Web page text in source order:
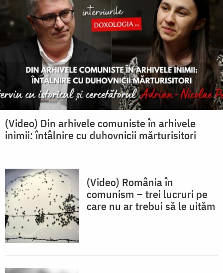
(Video) Din arhivele comuniste în arhivele
inimii: întâlnire cu duhovnicii mărturisitori
(Video) România în
comunism – trei lucruri pe
care nu ar trebui să le uităm